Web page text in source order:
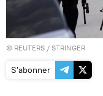
© REUTERS / STRINGER
S'abonner